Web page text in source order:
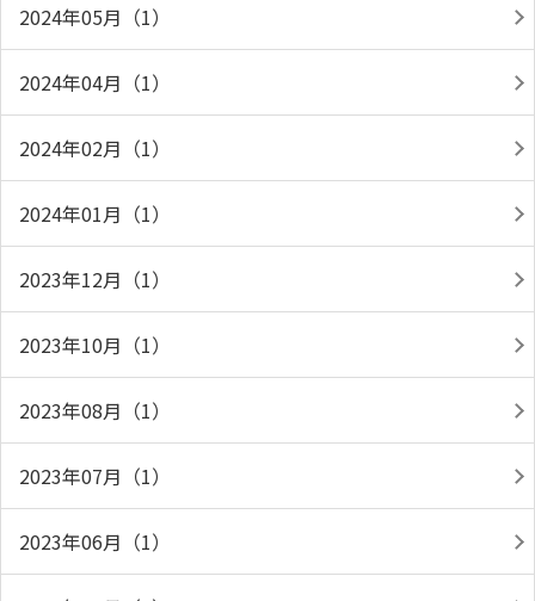
2024年05月（1）
2024年04月（1）
2024年02月（1）
2024年01月（1）
2023年12月（1）
2023年10月（1）
2023年08月（1）
2023年07月（1）
2023年06月（1）